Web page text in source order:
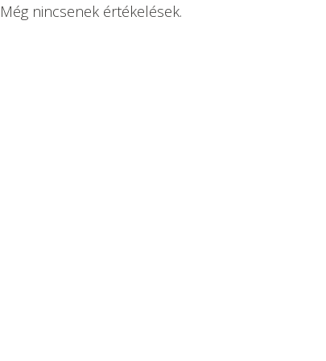
Még nincsenek értékelések.